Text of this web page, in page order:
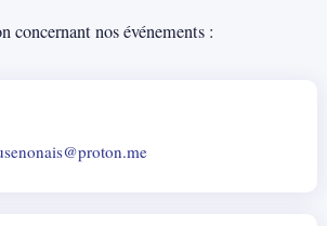
concernant nos événements :